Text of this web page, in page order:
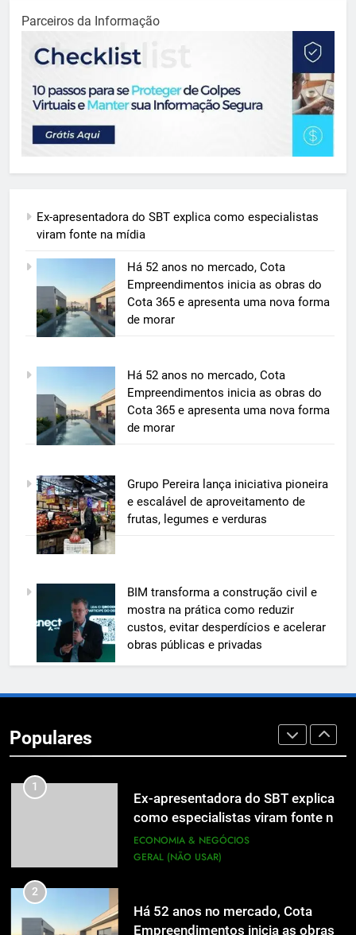
Parceiros da Informação
Ex-apresentadora do SBT explica como especialistas
viram fonte na mídia
Há 52 anos no mercado, Cota
Empreendimentos inicia as obras do
Cota 365 e apresenta uma nova forma
de morar
Há 52 anos no mercado, Cota
Empreendimentos inicia as obras do
Cota 365 e apresenta uma nova forma
de morar
Grupo Pereira lança iniciativa pioneira
e escalável de aproveitamento de
frutas, legumes e verduras
BIM transforma a construção civil e
mostra na prática como reduzir
custos, evitar desperdícios e acelerar
obras públicas e privadas
Populares
5
BIM transforma a construção civil
e mostra na prática como reduzir
custos, evitar desperdícios e
ECONOMIA & NEGÓCIOS
A 6ª edição do Prêmio ACI OCESC
de Jornalismo está com as
inscrições abertas
A 6ª edição do Prêmio ACI OCESC
de Jornalismo está com as
inscrições abertas
UTILIDADE PÚBLICA
Em um mercado cada vez mais
competitivo, médicos apostam na
construção de marca para crescer
1
Ex-apresentadora do SBT explica
como especialistas viram fonte na
mídia
ECONOMIA & NEGÓCIOS
GERAL (NÃO USAR)
2
Há 52 anos no mercado, Cota
Empreendimentos inicia as obras